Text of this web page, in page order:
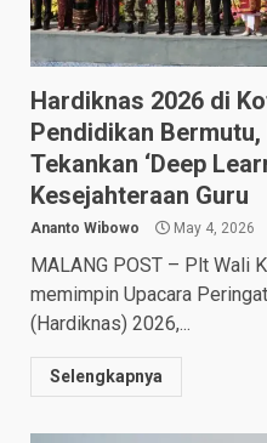
Hardiknas 2026 di
Pendidikan
Tekankan ‘Deep
Kesejahteraan Guru​
Ananto Wibowo May 4, 2026
MALANG POST – Plt Wali
memimpin Upacara
(Hardiknas) 2026,...
Selengkapnya